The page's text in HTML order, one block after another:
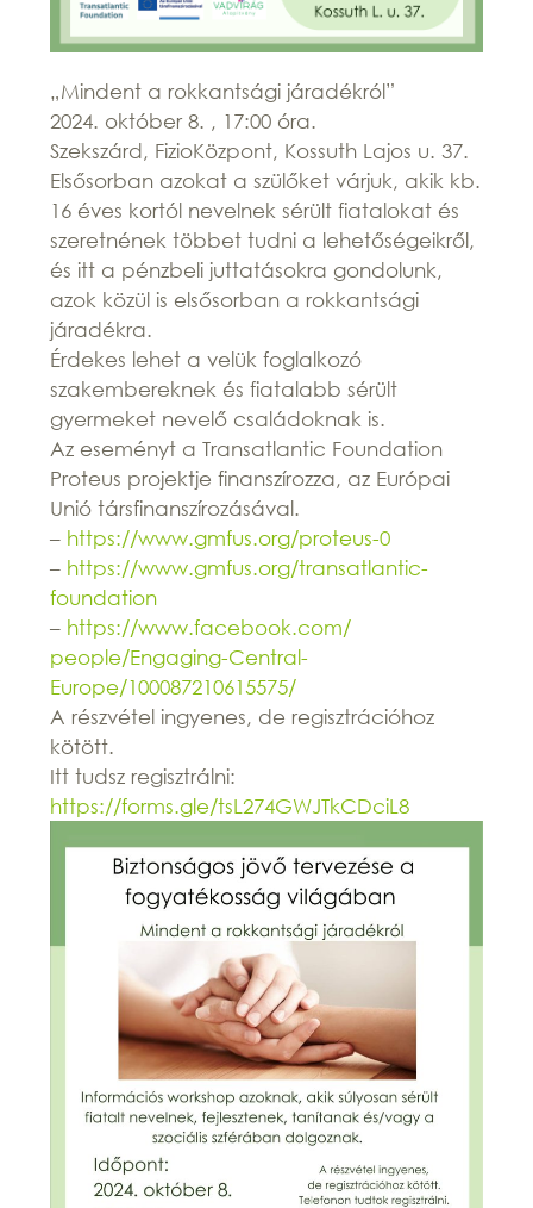
„Mindent a rokkantsági járadékról”
2024. október 8. , 17:00 óra.
Szekszárd, FizioKözpont, Kossuth Lajos u. 37.
Elsősorban azokat a szülőket várjuk, akik kb.
16 éves kortól nevelnek sérült fiatalokat és
szeretnének többet tudni a lehetőségeikről,
és itt a pénzbeli juttatásokra gondolunk,
azok közül is elsősorban a rokkantsági
járadékra.
Érdekes lehet a velük foglalkozó
szakembereknek és fiatalabb sérült
gyermeket nevelő családoknak is.
Az eseményt a Transatlantic Foundation
Proteus projektje finanszírozza, az Európai
Unió társfinanszírozásával.
– https://www.gmfus.org/proteus-0
– https://www.gmfus.org/transatlantic-
foundation
– https://www.facebook.com/
people/Engaging-Central-
Europe/100087210615575/
A részvétel ingyenes, de regisztrációhoz
kötött.
Itt tudsz regisztrálni:
https://forms.gle/tsL274GWJTkCDciL8